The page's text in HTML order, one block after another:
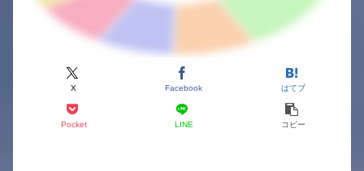
X Facebook はてブ
Pocket LINE コピー